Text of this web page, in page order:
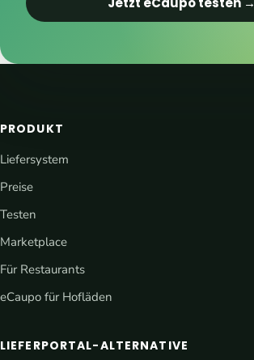
PRODUKT
Liefersystem
Preise
Testen
Marketplace
Für Restaurants
eCaupo für Hofläden
LIEFERPORTAL-ALTERNATIVE